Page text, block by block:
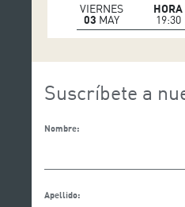
VIERNES
03 MAY
HORA
19:30
Suscríbete a
Nombre:
Apellido: